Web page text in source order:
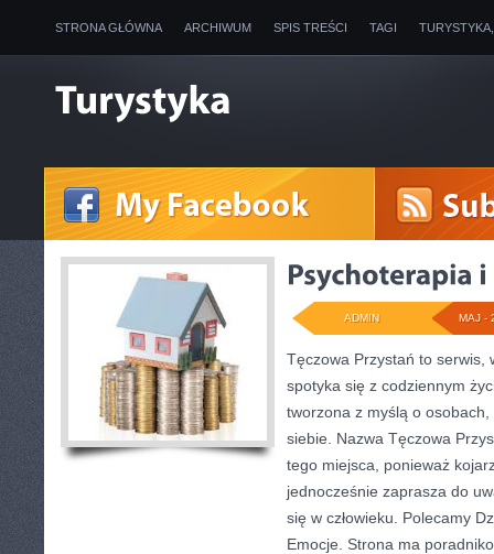
STRONA GŁÓWNA ARCHIWUM SPIS TREŚCI TAGI
MAJ -
ADMIN
Tęczowa Przystań to serwis,
spotyka się z codziennym
tworzona z myślą o
siebie. Nazwa Tęczowa
tego miejsca, ponieważ
jednocześnie zaprasza do
się w człowieku. Polecamy
Emocje. Strona ma